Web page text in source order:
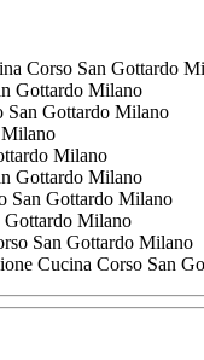
Corso San Gottardo
Gottardo Milano
San Gottardo Milano
Milano
Milano
Gottardo Milano
San Gottardo Milano
Gottardo Milano
San Gottardo Milano
Cucina Corso San